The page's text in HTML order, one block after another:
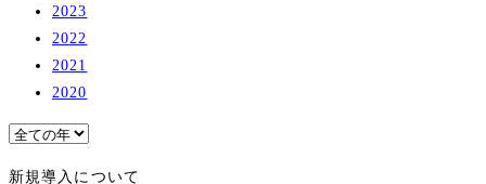
2023
2022
2021
2020
新規導入について